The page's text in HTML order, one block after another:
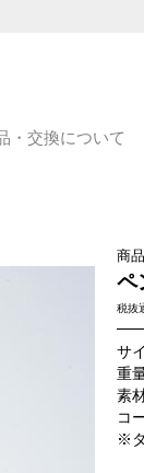
・交換について
商
ペ
税抜
サ
重
素
コ
※